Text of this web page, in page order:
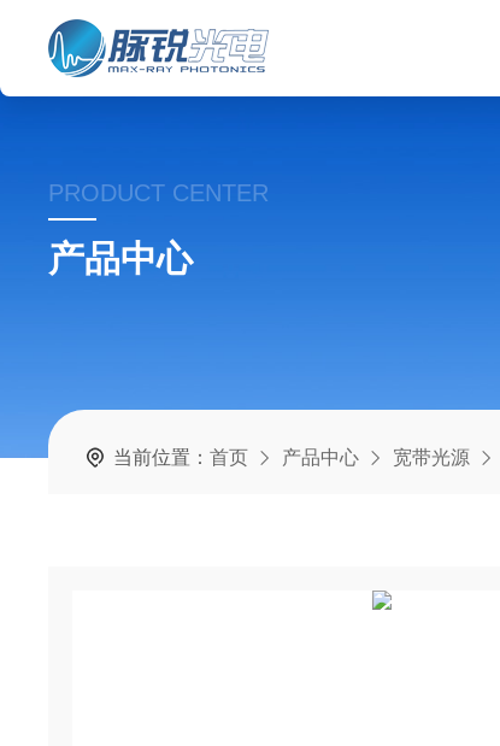
PRODUCT CENTER
产品中心
当前位置：首页 产品中心 宽带光源